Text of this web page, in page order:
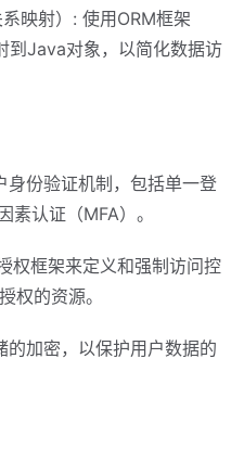
映射）: 使用ORM框架
到Java对象，以简化数据访
身份验证机制，包括单一登
素认证（MFA）。
权框架来定义和强制访问控
权的资源。
加密，以保护用户数据的